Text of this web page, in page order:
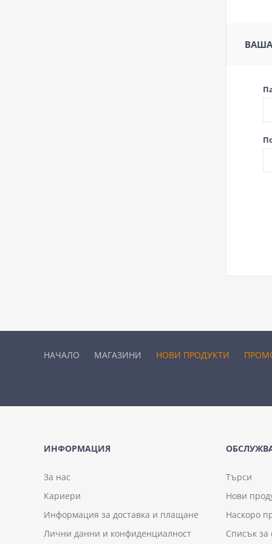
НАЧАЛО МАГАЗИНИ НОВИ ПРОДУКТИ
ИНФОРМАЦИЯ
За нас
Кариери
Информация за доставка и плащане
Лични данни и конфиденциалност
Търси
Нови
Наскоро
Списък за